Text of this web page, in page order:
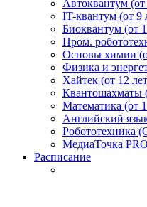
Автоквантум (от
IT-квантум (от 9
Биоквантум (от
Пром.
Основы химии
Физика и
Хайтек (от 12
Квантошахматы
Математика (от
Английский
Робототехника
МедиаТочка
Расписание